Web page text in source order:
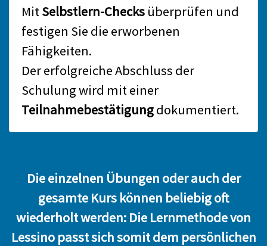
MitSelbstlern-Checks überprüfen und
festigen Sie die erworbenen
Fähigkeiten.
Der erfolgreiche Abschluss der
Schulung wird mit einer
Teilnahmebestätigungdokumentiert.
Die einzelnen Übungen oder auch der
gesamte Kurs können beliebig oft
wiederholt werden: Die Lernmethode von
Lessino passt sich somit dem persönlichen